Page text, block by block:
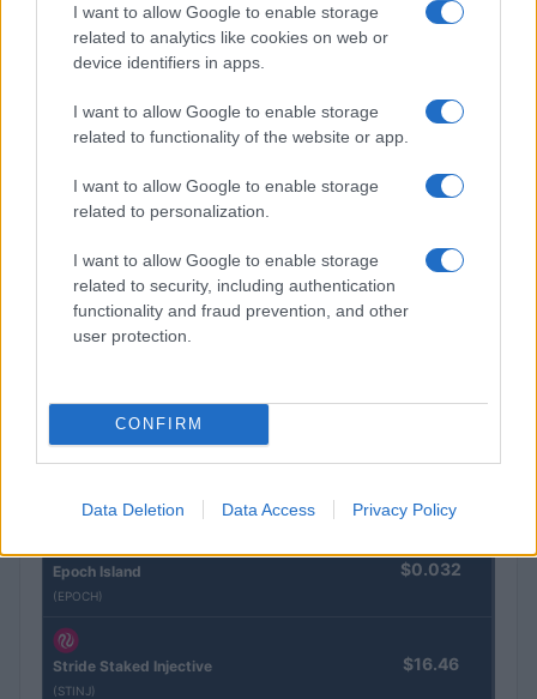
I want to allow Google to enable storage
related to analytics like cookies on web or
device identifiers in apps.
I want to allow Google to enable storage
related to functionality of the website or app.
I want to allow Google to enable storage
related to personalization.
I want to allow Google to enable storage
related to security, including authentication
functionality and fraud prevention, and other
user protection.
CONFIRM
Data Deletion Data Access Privacy Policy
Brentolie daalt naar 91,82 dollar: een week van teruggang in
grondstoffen
CRYPTOKOERSEN
Naam
(PAXG)
(KBTC)
Epoch Island
(EPOCH)
$0.032
Stride Staked Injective
(STINJ)
$16.46